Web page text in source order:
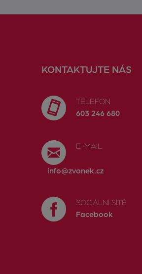
KONTAKTUJTE NÁS
TELEFON
603 246 680
E-MAIL
info@zvonek.cz
SOCIÁLNÍ SÍTĚ
Facebook